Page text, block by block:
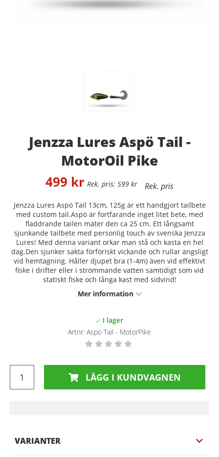
Jenzza Lures Aspö Tail -
MotorOil Pike
599 kr
499 kr
Jenzza Lures Aspö Tail 13cm, 125g är ett handgjort tailbete
med custom tail.Aspö är fortfarande inget litet bete, med
fladdrande tailen mäter den ca 25 cm. Ett långsamt
sjunkande tailbete med personlig touch av svenska Jenzza
Lures! Med denna variant orkar man stå och kasta en hel
dag.Den sjunker sakta förföriskt vickande och rullar ängsligt
vid hemtagning. Håller djupet bra (1-4m) även vid effektivt
fiske i drifter eller i strömmande vatten samtidigt som vid
statiskt fiske och långa kast med sidvind!
Mer information
Artnr: Aspo Tail - MotorPike
LÄGG I KUNDVAGNEN
VARIANTER